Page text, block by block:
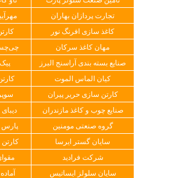
تجارت پردازان بهاران
کاغذ سازی افرنگ نور
مهان کاغذ سرکان
صنایع بسته بندی آراسنج البرز
کیان الماس الموت
کارتن سازی حریر پیران
صنایع چوب و کاغذ مازندران
گروه صنعتی مومنین
پارس
سایان گستر ایرسا
شرکت فرادید
سایان سلولز ایساتیس